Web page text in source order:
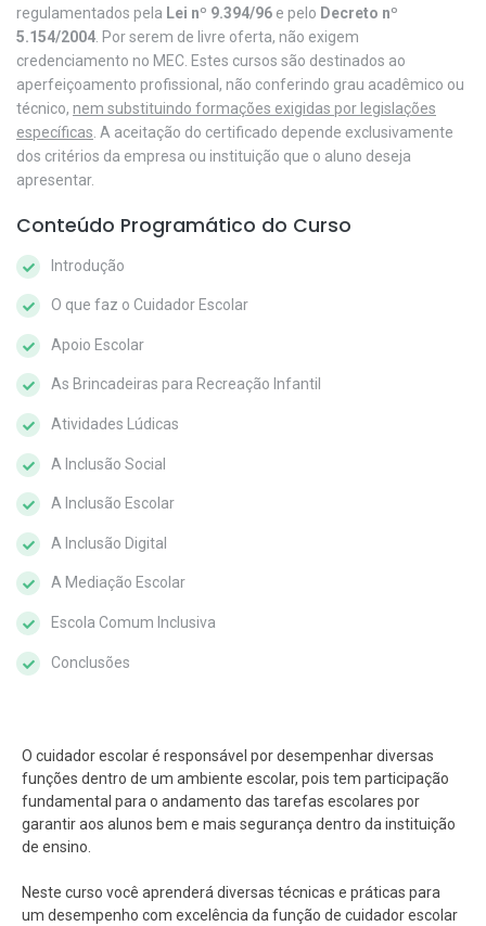
regulamentados pela Lei nº 9.394/96 e pelo Decreto nº
5.154/2004 . Por serem de livre oferta, não exigem
credenciamento no MEC. Estes cursos são destinados ao
aperfeiçoamento profissional, não conferindo grau acadêmico ou
técnico, nem substituindo formações exigidas por legislações
específicas . A aceitação do certificado depende exclusivamente
dos critérios da empresa ou instituição que o aluno deseja
apresentar.
Conteúdo Programático do Curso
Introdução
O que faz o Cuidador Escolar
Apoio Escolar
As Brincadeiras para Recreação Infantil
Atividades Lúdicas
A Inclusão Social
A Inclusão Escolar
A Inclusão Digital
A Mediação Escolar
Escola Comum Inclusiva
Conclusões
O cuidador escolar é responsável por desempenhar diversas
funções dentro de um ambiente escolar, pois tem participação
fundamental para o andamento das tarefas escolares por
garantir aos alunos bem e mais segurança dentro da instituição
de ensino.
Neste curso você aprenderá diversas técnicas e práticas para
um desempenho com excelência da função de cuidador escolar